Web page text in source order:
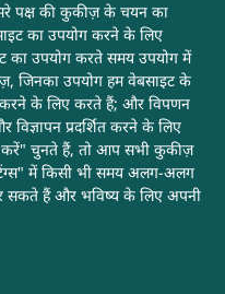
पक्ष की कुकीज़ के चयन का
का उपयोग करने के लिए
का उपयोग करते समय उपयोग में
जिनका उपयोग हम वेबसाइट के
करने के लिए करते हैं; और विपणन
प्रदर्शित करने के लिए
करें" चुनते हैं, तो आप सभी कुकीज़
में किसी भी समय अलग-अलग
सकते हैं और भविष्य के लिए अपनी